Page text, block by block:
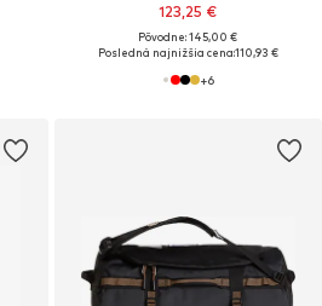
123,25 €
Pôvodne: 145,00 €
Posledná najnižšia cena:110,93 €
+6